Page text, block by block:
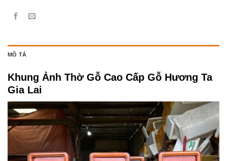
MÔ TẢ
Khung Ảnh Thờ Gỗ Cao Cấp Gỗ Hương Ta
Gia Lai